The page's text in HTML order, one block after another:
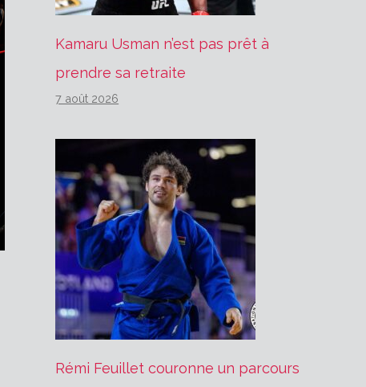
Kamaru Usman n’est pas prêt à
prendre sa retraite
7 août 2026
Rémi Feuillet couronne un parcours